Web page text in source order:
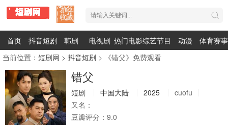
首页 抖音短剧 韩剧 电视剧 热门电影综艺节目 动漫
体育赛事
当前位置： 短剧网 > 抖音短剧 > 《错父》免费观看
错父
短剧 中国大陆 2025
cuofu
又名：
豆瓣评分： 9.0